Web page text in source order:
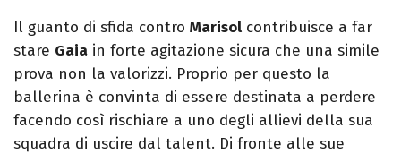
Il guanto di sfida contro Marisol contribuisce a far
stare Gaia in forte agitazione sicura che una simile
prova non la valorizzi. Proprio per questo la
ballerina è convinta di essere destinata a perdere
facendo così rischiare a uno degli allievi della sua
squadra di uscire dal talent. Di fronte alle sue